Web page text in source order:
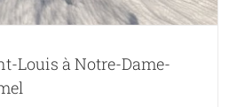
Louis à Notre-Dame-